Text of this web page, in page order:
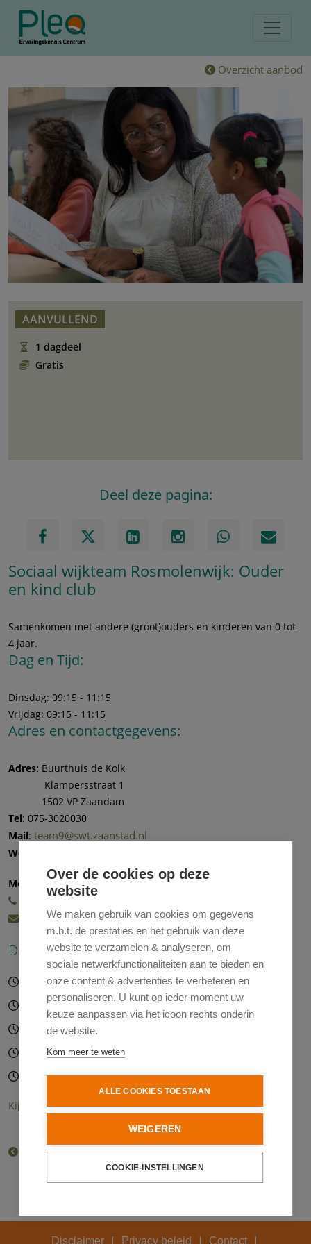
Over de cookies op deze
website
We maken gebruik van cookies om gegevens
m.b.t. de prestaties en het gebruik van deze
website te verzamelen & analyseren, om
sociale netwerkfunctionaliteiten aan te bieden en
onze content & advertenties te verbeteren en
personaliseren. U kunt op ieder moment uw
keuze aanpassen via het icoon rechts onderin
de website.
Kom meer te weten
ALLE COOKIES TOESTAAN
WEIGEREN
COOKIE-INSTELLINGEN
Overzicht aanbod
AANVULLEND
1 dagdeel
Gratis
Deel deze pagina:
Sociaal wijkteam Rosmolenwijk: Ouder
en kind club
Samenkomen met andere (groot)ouders en kinderen van 0 tot
4 jaar.
Dag en Tijd:
Dinsdag: 09:15 - 11:15
Vrijdag: 09:15 - 11:15
Adres en contactgegevens:
Adres: Buurthuis de Kolk
Klampersstraat 1
1502 VP Zaandam
Tel: 075-3020030
Mail: team9@swt.zaanstad.nl
Website
Meer informatie en aanmelding:
06-59994758 (Vrijdag)
Deze activiteit is gepland op:
07-08-2026 09:15 – 11:15 uur
11-08-2026 09:15 – 11:15 uur
14-08-2026 09:15 – 11:15 uur
18-08-2026 09:15 – 11:15 uur
21-08-2026 09:15 – 11:15 uur
Kijk voor alle planningsdata in de agenda
Terug naar het overzicht van het aanbod
Disclaimer | Privacy beleid | Contact |